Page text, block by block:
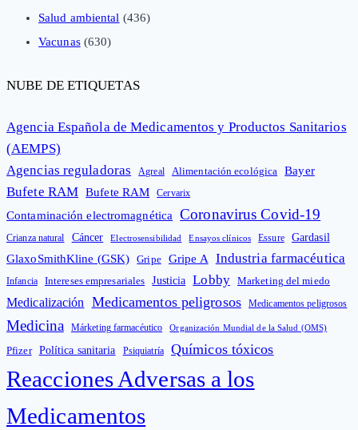
Salud ambiental (436)
Vacunas(630)
NUBE DE ETIQUETAS
Agencia Española de Medicamentos y Productos Sanitarios
(AEMPS)
Agencias reguladoras
Agreal Alimentación ecológica Bayer
Bufete RAM Bufete RAM Cervarix
Contaminación electromagnética Coronavirus Covid-19
Crianza natural Cáncer Electrosensibilidad Ensayos clínicos Essure Gardasil
GlaxoSmithKline (GSK) Gripe Gripe A Industria farmacéutica
Infancia Intereses empresariales Justicia Lobby Marketing del miedo
Medicalización Medicamentos peligrosos Medicamentos peligrosos
Medicina Márketing farmacéutico Organización Mundial de la Salud (OMS)
Pfizer Política sanitaria Psiquiatría Químicos tóxicos
Reacciones Adversas a los
Medicamentos